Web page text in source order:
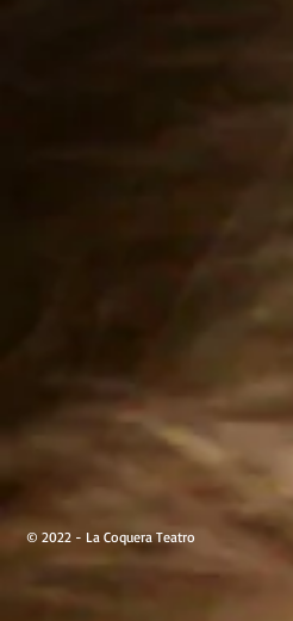
© 2022 - La Coquera Teatro